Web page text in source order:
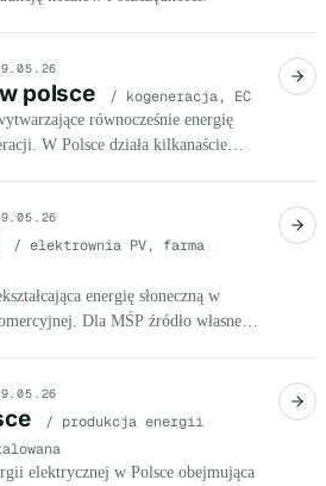
polsce / kogeneracja, EC
równocześnie energię
W Polsce działa kilkanaście
/ elektrownia PV, farma
energię słoneczną w
Dla MŚP źródło własnego
/ produkcja energii
elektrycznej w Polsce obejmująca